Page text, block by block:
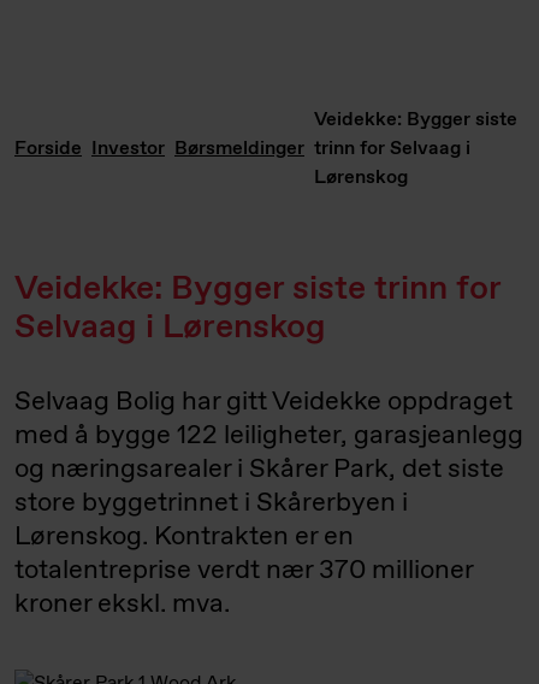
Forside Investor Børsmeldinger
Veidekke: Bygger siste
trinn for Selvaag i
Lørenskog
Veidekke: Bygger siste trinn for
Selvaag i Lørenskog
Selvaag Bolig har gitt Veidekke oppdraget
med å bygge 122 leiligheter, garasje­anlegg
og næringsarealer i Skårer Park, det siste
store byggetrinnet i Skårerbyen i
Lørenskog. Kontrakten er en
totalentreprise verdt nær 370 millioner
kroner ekskl. mva.